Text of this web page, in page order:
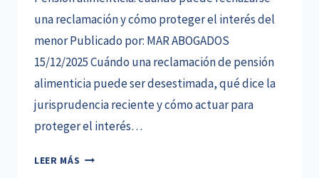
una reclamación y cómo proteger el interés del
menor Publicado por: MAR ABOGADOS
15/12/2025 Cuándo una reclamación de pensión
alimenticia puede ser desestimada, qué dice la
jurisprudencia reciente y cómo actuar para
proteger el interés…
LEER MÁS PENSIÓN